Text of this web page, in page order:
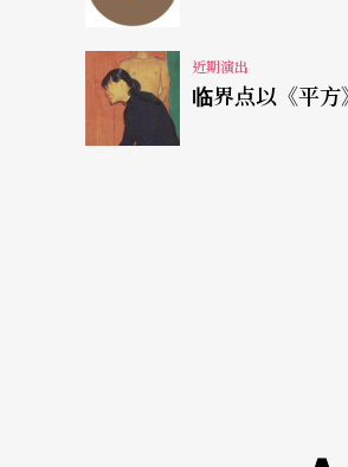
近期演出
临界点以《平方